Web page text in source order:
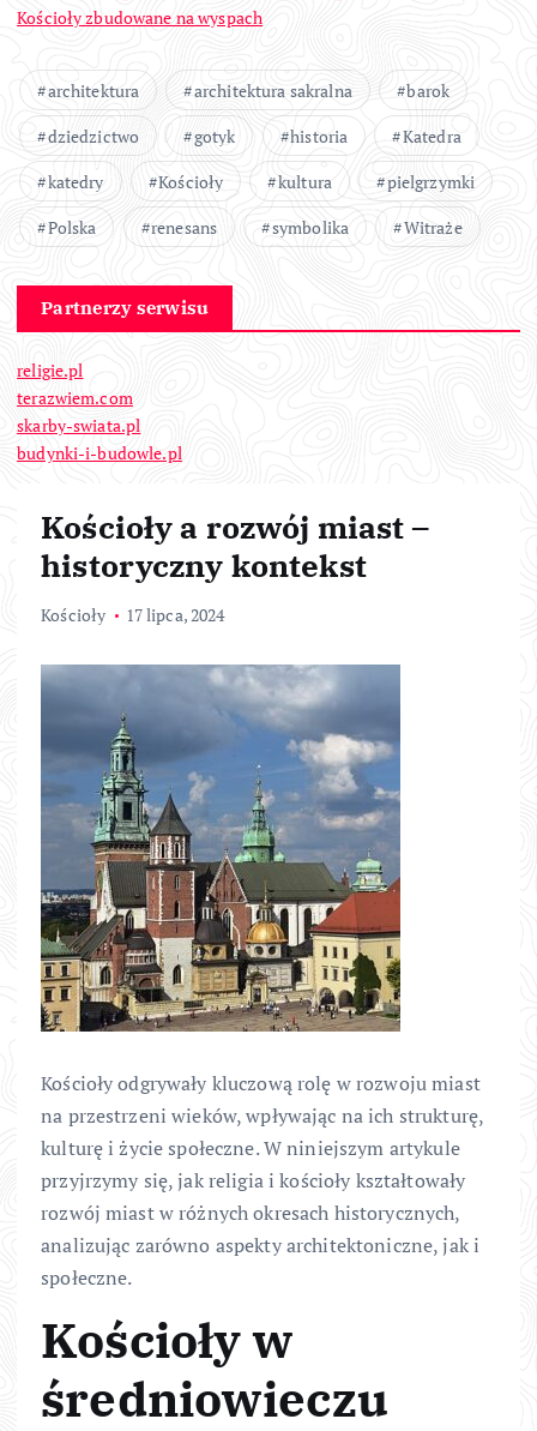
Kościoły zbudowane na wyspach
architektura architektura sakralna
barok
dziedzictwo
gotyk historia
Katedra
katedry
Kościoły kultura
pielgrzymki
Polska
renesans symbolika Witraże
Partnerzy serwisu
religie.pl
terazwiem.com
skarby-swiata.pl
budynki-i-budowle.pl
Kościoły a rozwój miast –
historyczny kontekst
Kościoły 17 lipca, 2024
Kościoły odgrywały kluczową rolę w rozwoju miast
na przestrzeni wieków, wpływając na ich strukturę,
kulturę i życie społeczne. W niniejszym artykule
przyjrzymy się, jak religia i kościoły kształtowały
rozwój miast w różnych okresach historycznych,
analizując zarówno aspekty architektoniczne, jak i
społeczne.
Kościoły w
średniowieczu